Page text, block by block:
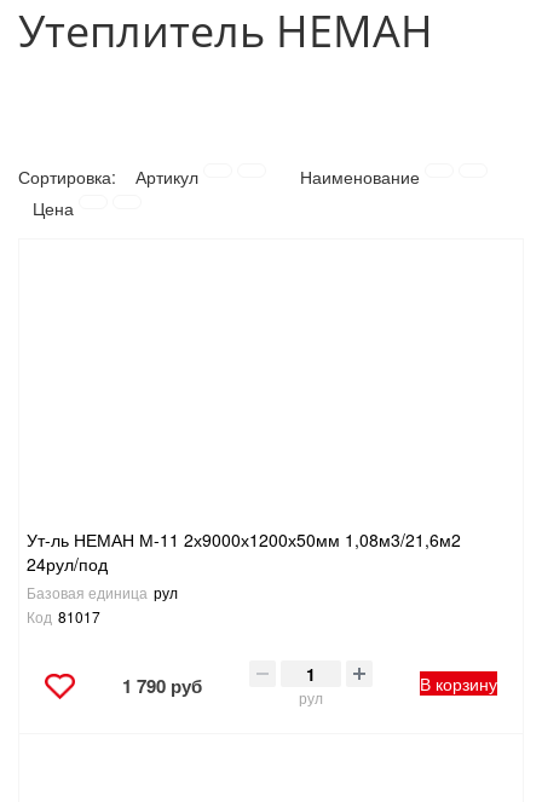
КЛИМАТИЧЕСКАЯ ТЕХНИКА
НАСОСНОЕ ОБОРУДОВАНИЕ
СТРЕМЯНКИ,ЛЕСТНИЦЫ
ТОВАРЫ ДЛЯ АВТО
Утеплитель НЕМАН
Сортировка: Артикул
Наименование
Цена
Ут-ль НЕМАН М-11 2х9000х1200х50мм 1,08м3/21,6м2
24рул/под
Базовая единица рул
Код 81017
1 790 руб рул
В корзину